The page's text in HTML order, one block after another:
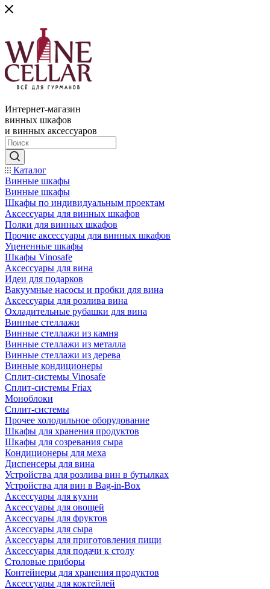
Интернет-магазин
винных шкафов
и винных аксессуаров
Каталог
Винные шкафы
Винные шкафы
Шкафы по индивидуальным проектам
Аксессуары для винных шкафов
Полки для винных шкафов
Прочие аксессуары для винных шкафов
Уцененные шкафы
Шкафы Vinosafe
Аксессуары для вина
Идеи для подарков
Вакуумные насосы и пробки для вина
Аксессуары для розлива вина
Охладительные рубашки для вина
Винные стеллажи
Винные стеллажи из камня
Винные стеллажи из металла
Винные стеллажи из дерева
Винные кондиционеры
Сплит-системы Vinosafe
Сплит-системы Friax
Моноблоки
Сплит-системы
Прочее холодильное оборудование
Шкафы для хранения продуктов
Шкафы для созревания сыра
Кондиционеры для меха
Диспенсеры для вина
Устройства для розлива вин в бутылках
Устройства для вин в Bag-in-Box
Аксессуары для кухни
Аксессуары для овощей
Аксессуары для фруктов
Аксессуары для сыра
Аксессуары для приготовления пищи
Аксессуары для подачи к столу
Столовые приборы
Контейнеры для хранения продуктов
Аксессуары для коктейлей